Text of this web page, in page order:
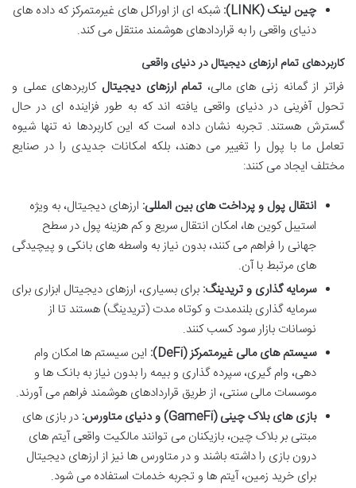
چین لینک (LINK):
شبکه ای از اوراکل های غیرمتمرکز که داده های
دنیای واقعی را به قراردادهای هوشمند منتقل می کند.
کاربردهای تمام ارزهای دیجیتال در دنیای واقعی
فراتر از گمانه زنی های مالی، تمام ارزهای دیجیتال کاربردهای عملی و
تحول آفرینی در دنیای واقعی یافته اند که به طور فزاینده ای در حال
گسترش هستند. تجربه نشان داده است که این کاربردها نه تنها شیوه
تعامل ما با پول را تغییر می دهند، بلکه امکانات جدیدی را در صنایع
مختلف ایجاد می کنند:
انتقال پول و پرداخت های بین المللی: ارزهای دیجیتال، به ویژه
استیبل کوین ها، امکان انتقال سریع و کم هزینه پول در سطح
جهانی را فراهم می کنند، بدون نیاز به واسطه های بانکی و پیچیدگی
های مرتبط با آن.
سرمایه گذاری و تریدینگ: برای بسیاری، ارزهای دیجیتال ابزاری برای
سرمایه گذاری بلندمدت و کوتاه مدت (تریدینگ) هستند تا از
نوسانات بازار سود کسب کنند.
سیستم های مالی غیرمتمرکز (DeFi):
این سیستم ها امکان وام
دهی، وام گیری، سپرده گذاری و بیمه را بدون نیاز به بانک ها و
موسسات مالی سنتی، از طریق قراردادهای هوشمند فراهم می آورند.
بازی های بلاک چینی (GameFi) و دنیای متاورس:
در بازی های
مبتنی بر بلاک چین، بازیکنان می توانند مالکیت واقعی آیتم های
درون بازی را داشته باشند و در متاورس ها نیز از ارزهای دیجیتال
برای خرید زمین، آیتم ها و تجربه خدمات استفاده می شود.